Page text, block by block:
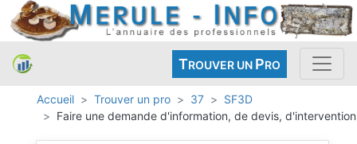
TROUVER UN PRO
Accueil Trouver un pro 37
SF3D
Faire une demande d'information, de devis, d'intervention